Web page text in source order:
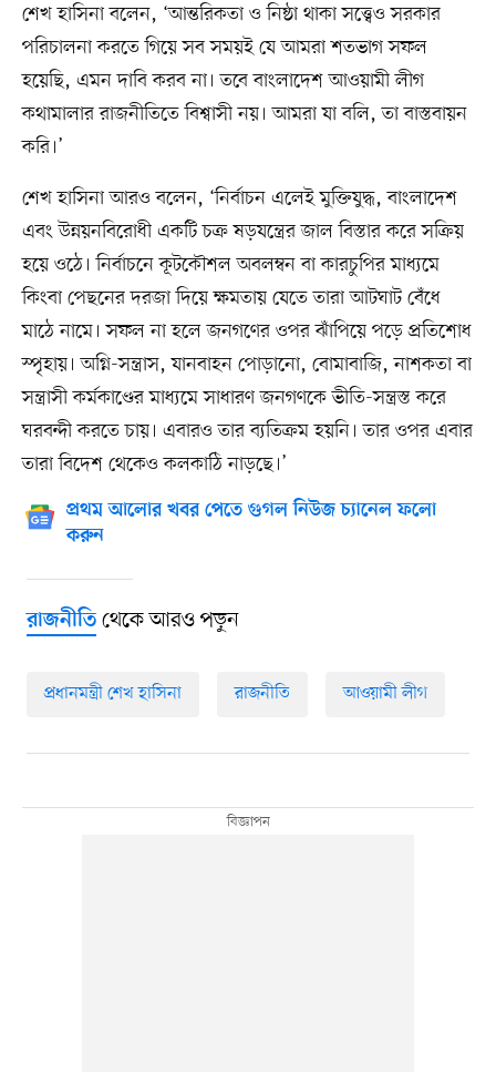
শেখ হাসিনা বলেন, ‘আন্তরিকতা ও নিষ্ঠা থাকা সত্ত্বেও সরকার
পরিচালনা করতে গিয়ে সব সময়ই যে আমরা শতভাগ সফল
হয়েছি, এমন দাবি করব না। তবে বাংলাদেশ আওয়ামী লীগ
কথামালার রাজনীতিতে বিশ্বাসী নয়। আমরা যা বলি, তা বাস্তবায়ন
করি।’
শেখ হাসিনা আরও বলেন, ‘নির্বাচন এলেই মুক্তিযুদ্ধ, বাংলাদেশ
এবং উন্নয়নবিরোধী একটি চক্র ষড়যন্ত্রের জাল বিস্তার করে সক্রিয়
হয়ে ওঠে। নির্বাচনে কূটকৌশল অবলম্বন বা কারচুপির মাধ্যমে
কিংবা পেছনের দরজা দিয়ে ক্ষমতায় যেতে তারা আটঘাট বেঁধে
মাঠে নামে। সফল না হলে জনগণের ওপর ঝাঁপিয়ে পড়ে প্রতিশোধ
স্পৃহায়। অগ্নি-সন্ত্রাস, যানবাহন পোড়ানো, বোমাবাজি, নাশকতা বা
সন্ত্রাসী কর্মকাণ্ডের মাধ্যমে সাধারণ জনগণকে ভীতি-সন্ত্রস্ত করে
ঘরবন্দী করতে চায়। এবারও তার ব্যতিক্রম হয়নি। তার ওপর এবার
তারা বিদেশ থেকেও কলকাঠি নাড়ছে।’
প্রথম আলোর খবর পেতে গুগল নিউজ চ্যানেল ফলো
করুন
রাজনীতিথেকে আরও পড়ুন
প্রধানমন্ত্রী শেখ হাসিনা রাজনীতি আওয়ামী লীগ